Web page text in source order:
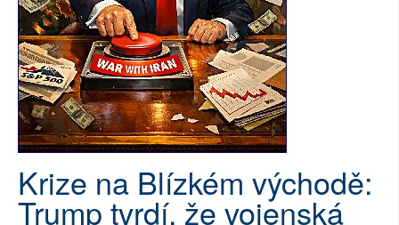
SOCIÁLNÍ SÍTĚ
RUBRIKY
PLNÁ VERZE STRÁNEK
Krize na Blízkém východě:
Trump tvrdí, že vojenská